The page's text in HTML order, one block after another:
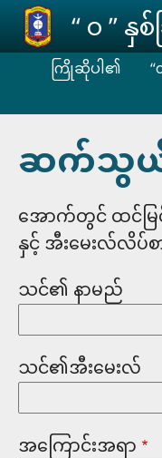
Skip to main‘‘ ဝ ’’
ကြိုဆိုပါ၏
ဆက်သွယ်
အောက်တွင် ထင်မြ
နှင့် အီးမေးလ်လိပ်
သင်၏ နာမည်
သင်၏အီးမေးလ်
အကြောင်းအရာ